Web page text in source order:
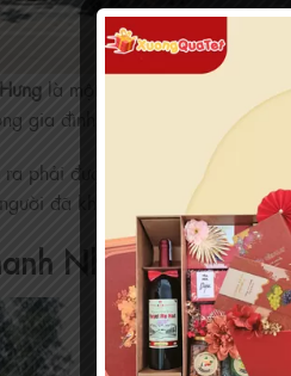
là một trong những nhà lễ
gia đình mình khi mất.
phải được tổ chức một lễ tang
đã khuất.
Nhàn – Số 44